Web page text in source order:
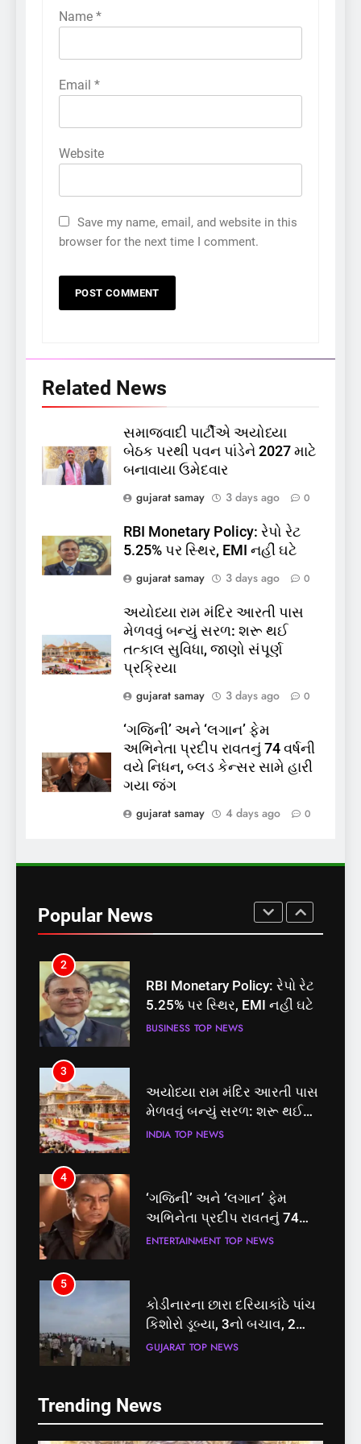
Name *
Email *
Website
Save my name, email, and website in this
browser for the next time I comment.
Related News
સમાજવાદી પાર્ટીએ અયોધ્યા
બેઠક પરથી પવન પાંડેને 2027 માટે
બનાવાયા ઉમેદવાર
gujarat samay
3 days ago 0
RBI Monetary Policy: રેપો રેટ
5.25% પર સ્થિર, EMI નહીં ઘટે
gujarat samay
3 days ago 0
અયોધ્યા રામ મંદિર આરતી પાસ
મેળવવું બન્યું સરળ: શરૂ થઈ
તત્કાલ સુવિધા, જાણો સંપૂર્ણ
પ્રક્રિયા
gujarat samay
3 days ago 0
‘ગજિની’ અને ‘લગાન’ ફેમ
અભિનેતા પ્રદીપ રાવતનું 74 વર્ષની
વયે નિધન, બ્લડ કેન્સર સામે હારી
ગયા જંગ
gujarat samay
4 days ago 0
Popular News
લાપતા
GUJARAT
પાસપોર્ટ વેરિફિકેશન માટે હવે
પોલીસ સ્ટેશનના ધક્કામાંથી
મુક્તિ,ગુજરાતમાં વેરિફિકેશન
GUJARAT TOP NEWS
7
નોંધણી બિલ2026’ ધ્વનિમતથી
પાસ, વિપક્ષનો ઉગ્ર હોબાળો
INDIA TOP NEWS
8
શું તમારું મધ કે ઘી ખરેખર શુદ્ધ
છે? FSSAIએ ડાબરના દાવાઓની
1
સમાજવાદી પાર્ટીએ અયોધ્યા
માટે બનાવાયા ઉમેદવાર
INDIA TOP NEWS
2
5.25% પર સ્થિર, EMI નહીં ઘટે
BUSINESS
3
અયોધ્યા રામ મંદિર આરતી પાસ
મેળવવું બન્યું સરળ: શરૂ થઈ
તત્કાલ સુવિધા, જાણો સંપૂર્ણ
INDIA TOP NEWS
4
‘ગજિની’ અને ‘લગાન’ ફેમ
અભિનેતા પ્રદીપ રાવતનું 74
વર્ષની વયે નિધન, બ્લડ કેન્સર
ENTERTAINMENT
5
કોડીનારના છારા દરિયાકાંઠે પાંચ
કિશોરો ડૂબ્યા, 3નો બચાવ, 2
લાપતા
GUJARAT TOP NEWS
6
પાસપોર્ટ વેરિફિકેશન માટે હવે
પોલીસ સ્ટેશનના ધક્કામાંથી
મુક્તિ,ગુજરાતમાં વેરિફિકેશન
GUJARAT TOP NEWS
રાજ્યસભામાં ‘જન્મ અને મૃત્યુ
Trending News
5
કોડીનારના છારા દરિયાકાંઠે પાંચ
લાપતા
6
પાસપોર્ટ વેરિફિકેશન માટે હવે